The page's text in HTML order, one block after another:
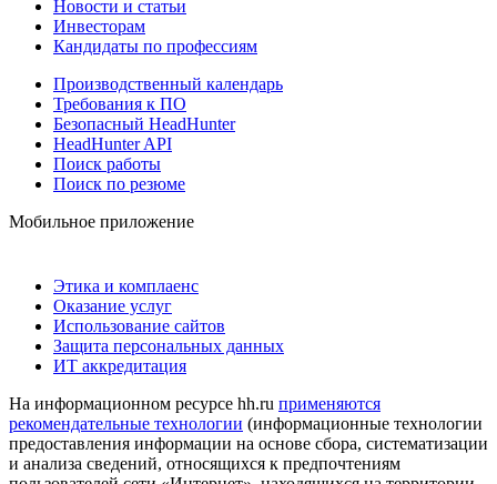
Новости и статьи
Инвесторам
Кандидаты по профессиям
Производственный календарь
Требования к ПО
Безопасный HeadHunter
HeadHunter API
Поиск работы
Поиск по резюме
Мобильное приложение
Этика и комплаенс
Оказание услуг
Использование сайтов
Защита персональных данных
ИТ аккредитация
На информационном ресурсе hh.ru применяются
рекомендательные технологии (информационные технологии
предоставления информации на основе сбора, систематизации
и анализа сведений, относящихся к предпочтениям